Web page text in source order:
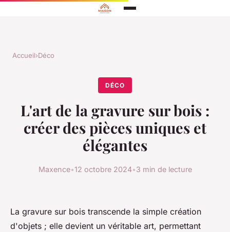
Accueil›Déco
DÉCO
L'art de la gravure sur bois :
créer des pièces uniques et
élégantes
Maxence•12 octobre 2024•3 min de lecture
La gravure sur bois transcende la simple création
d'objets ; elle devient un véritable art, permettant